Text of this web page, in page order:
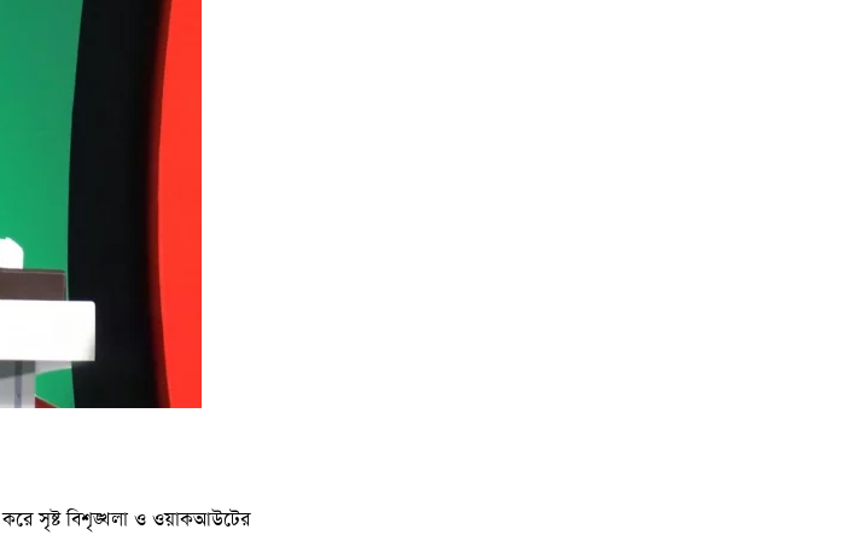
অপরাধের জন্য কঠোর
সহায়তা দেওয়া এবং এখনো
দায়ে বিচারের মুখোমুখি হতে
কোনো দল নিষিদ্ধ করার পক্ষে
সে জন্য সবাইকে ঐক্যবদ্ধ
থেকে শিক্ষা নেওয়ার আহ্বান
প্রধান দায়িত্ব।
করে সৃষ্ট বিশৃঙ্খলা ও ওয়াকআউটের